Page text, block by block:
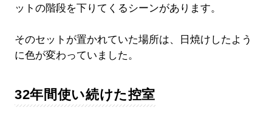
ットの階段を下りてくるシーンがあります。
そのセットが置かれていた場所は、日焼けしたよう
に色が変わっていました。
32年間使い続けた控室